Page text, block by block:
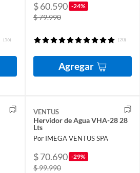
(16)
$ 60.590 -24%
$ 79.990
(20)
Agregar
VENTUS
Hervidor de Agua VHA-28 28
Lts
Por IMEGA VENTUS SPA
$ 70.690 -29%
$ 99.990